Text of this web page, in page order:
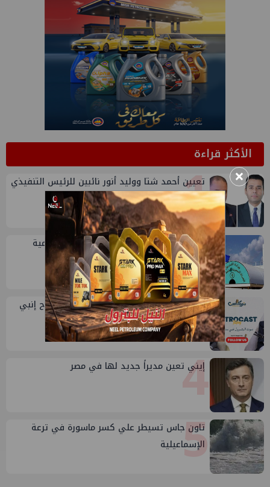
الأكثر قراءة1
تعيين أحمد شتا ووليد أنور نائبين للرئيس التنفيذي
للهيئة
2
خلال أيام: انطلاق ماراثون الجمعيات العمومية
لشركات قطاع البترول
3
طارق محمد عبدالحافظ يتحدث عن قصة نجاح إنبي
في بتروكاست
4
إيني تعين مديراً جديد لها في مصر
5
تاون جاس تسيطر علي كسر ماسورة في ترعة
الإسماعيلية
×